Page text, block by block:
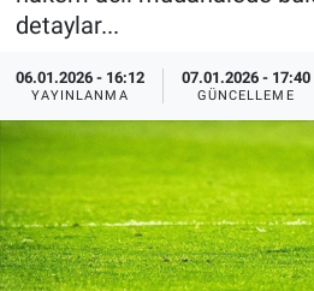
detaylar...
06.01.2026 - 16:12
YAYINLANMA
07.01.2026 - 17:40
GÜNCELLEME
Özel Haberler
Yazarlar
Dünya
Medya
Özel Haberler
Kadın
Erişim Bilgileri
Haber Arşivi